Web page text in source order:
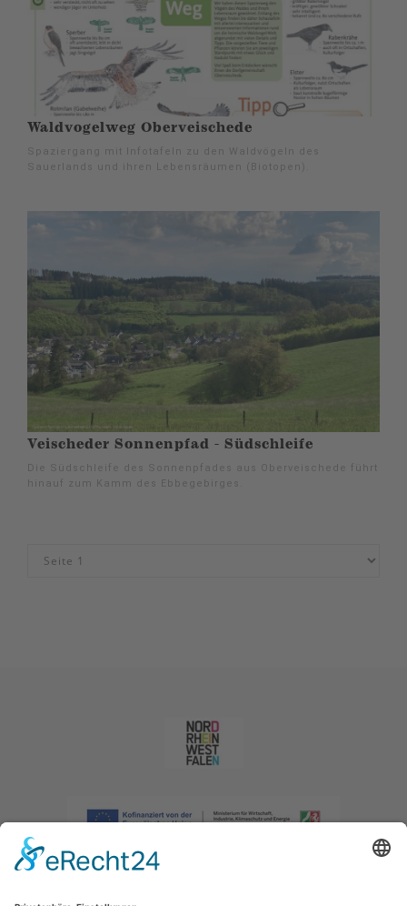
Waldvogelweg Oberveischede
Spaziergang mit Infotafeln zu den Waldvögeln des
Sauerlands und ihren Lebensräumen (Biotopen).
Veischeder Sonnenpfad - Südschleife
Die Südschleife des Sonnenpfades aus Oberveischede führt
hinauf zum Kamm des Ebbegebirges.